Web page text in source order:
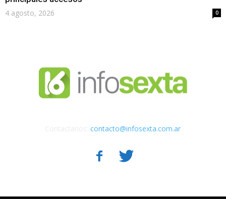
4 agosto, 2026 0
contacto@infosexta.com.ar